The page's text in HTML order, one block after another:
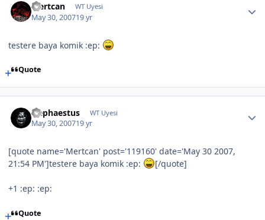
Mertcan WT Uyesi
May 30, 200719 yr
testere baya komik :ep:
Quote
Hephaestus WT Uyesi
May 30, 200719 yr
[quote name='Mertcan' post='119160' date='May 30 2007,
21:54 PM']testere baya komik :ep:
[/quote]
+1 :ep: :ep:
Quote